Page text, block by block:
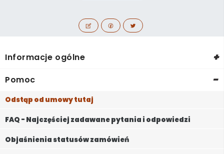
Informacje ogólne +
Pomoc -
Odstąp od umowy tutaj
FAQ - Najczęściej zadawane pytania i odpowiedzi
Objaśnienia statusów zamówień